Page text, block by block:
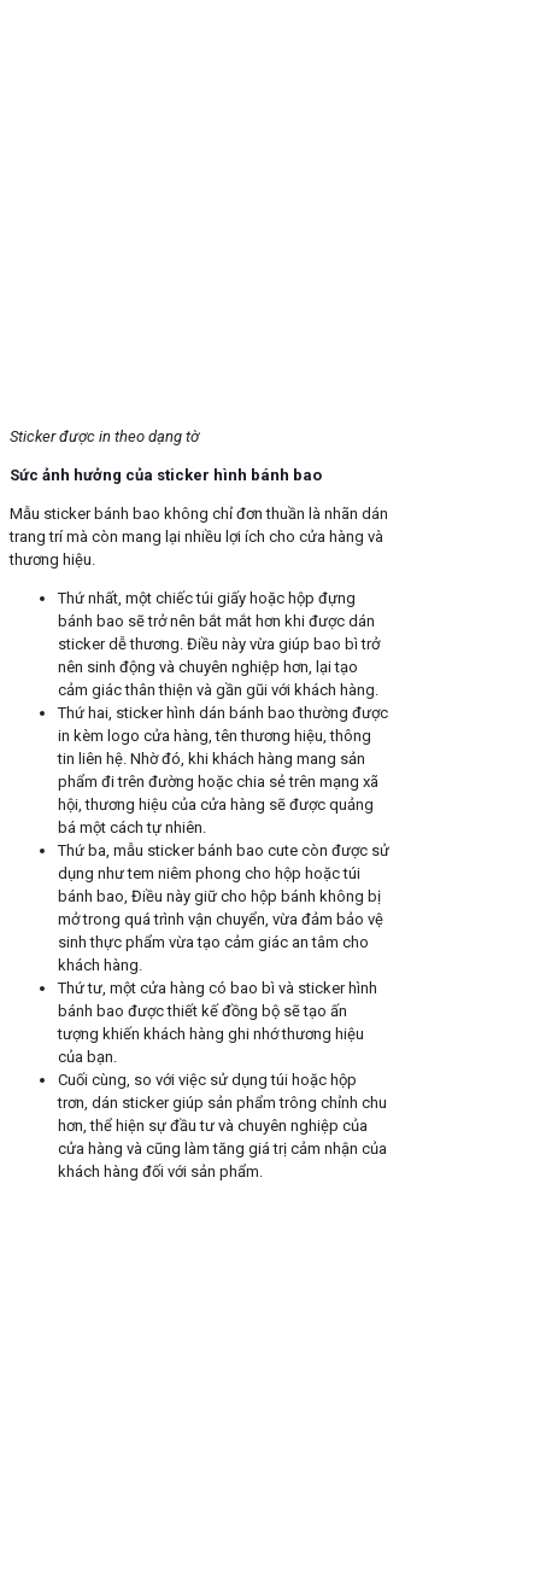
Sticker được in theo dạng tờ
Sức ảnh hưởng của sticker hình bánh bao
Mẫu sticker bánh bao không chỉ đơn thuần là nhãn dán
trang trí mà còn mang lại nhiều lợi ích cho cửa hàng và
thương hiệu.
Thứ nhất, một chiếc túi giấy hoặc hộp đựng
bánh bao sẽ trở nên bắt mắt hơn khi được dán
sticker dễ thương. Điều này vừa giúp bao bì trở
nên sinh động và chuyên nghiệp hơn, lại tạo
cảm giác thân thiện và gần gũi với khách hàng.
Thứ hai, sticker hình dán bánh bao thường được
in kèm logo cửa hàng, tên thương hiệu, thông
tin liên hệ. Nhờ đó, khi khách hàng mang sản
phẩm đi trên đường hoặc chia sẻ trên mạng xã
hội, thương hiệu của cửa hàng sẽ được quảng
bá một cách tự nhiên.
Thứ ba, mẫu sticker bánh bao cute còn được sử
dụng như tem niêm phong cho hộp hoặc túi
bánh bao, Điều này giữ cho hộp bánh không bị
mở trong quá trình vận chuyển, vừa đảm bảo vệ
sinh thực phẩm vừa tạo cảm giác an tâm cho
khách hàng.
Thứ tư, một cửa hàng có bao bì và sticker hình
bánh bao được thiết kế đồng bộ sẽ tạo ấn
tượng khiến khách hàng ghi nhớ thương hiệu
của bạn.
Cuối cùng, so với việc sử dụng túi hoặc hộp
trơn, dán sticker giúp sản phẩm trông chỉnh chu
hơn, thể hiện sự đầu tư và chuyên nghiệp của
cửa hàng và cũng làm tăng giá trị cảm nhận của
khách hàng đối với sản phẩm.